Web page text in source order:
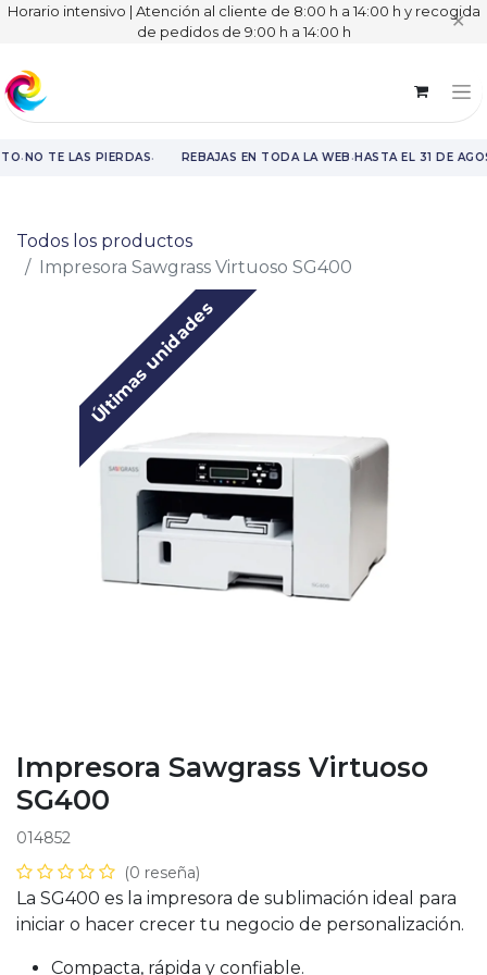
Horario intensivo | Atención al cliente de 8:00 h a 14:00 h y recogida
de pedidos de 9:00 h a 14:00 h
✕
·NO TE LAS PIERDAS· REBAJAS EN TODA LA WEB· HASTA EL 31 DE
Todos los productos
Impresora Sawgrass Virtuoso SG400
Últimas unidades
Impresora Sawgrass Virtuoso
SG400
014852
(0 reseña)
La SG400 es la impresora de sublimación ideal para
iniciar o hacer crecer tu negocio de personalización.
Compacta, rápida y confiable.